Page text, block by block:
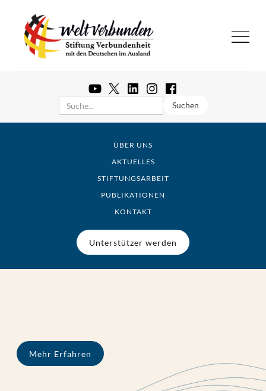
ÜBER UNS
AKTUELLES
STIFTUNGSARBEIT
PUBLIKATIONEN
KONTAKT
Unterstützer werden
Mehr Erfahren